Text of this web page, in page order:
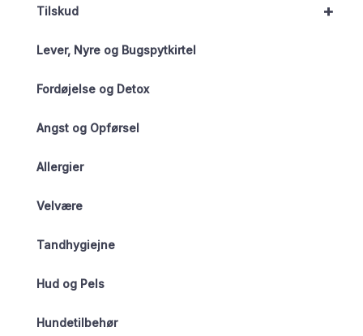
+
Tilskud
Lever, Nyre og Bugspytkirtel
Fordøjelse og Detox
Angst og Opførsel
Allergier
Velvære
Tandhygiejne
Hud og Pels
Hundetilbehør